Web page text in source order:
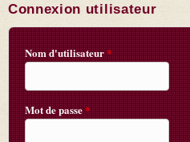
Connexion utilisateur
Nom d'utilisateur*
Mot de passe*